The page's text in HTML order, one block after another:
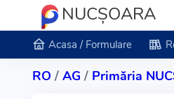
NUCŞOARA
Acasa / Formulare
RO / AG / Primăria